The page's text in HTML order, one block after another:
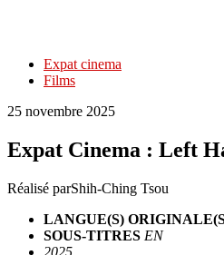
Expat cinema
Films
25 novembre 2025
Expat Cinema : Left
Réalisé parShih-Ching Tsou
LANGUE(S)
SOUS-TITRES EN
2025